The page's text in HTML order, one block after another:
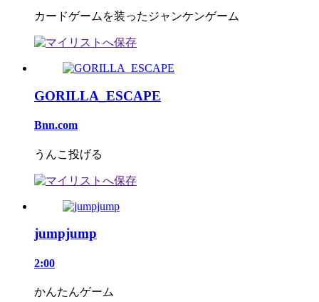
カードゲームを装ったジャンケンゲーム
GORILLA_ESCAPE
Bnn.com
うんこ投げる
jumpjump
2:00
かんたんゲーム